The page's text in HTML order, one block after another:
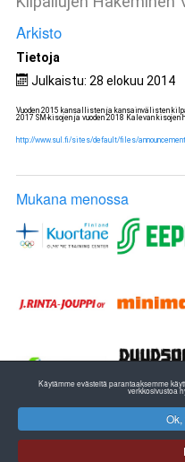
Arkisto
Tietoja
Julkaistu: 28 elokuu 2014
Vuoden 2015 kansallisten ja kansainvälisten
2017 SM-kisojen ja vuoden 2018 Kalevan kisojen
http://www.sul.fi/sites/default/files/
Mukana menossa
Käytämme evästeitä parantaaksemme
verkkosivustoa